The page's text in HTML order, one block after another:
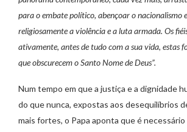
para o embate político, abençoar o nacionalismo
religiosamente a violência e a luta armada. Os
ativamente, antes de tudo com a sua vida, estas
que obscurecem o Santo Nome de Deus”.
Num tempo em que a justiça e a dignidade
do que nunca, expostas aos desequilíbrios
mais fortes, o Papa aponta que é